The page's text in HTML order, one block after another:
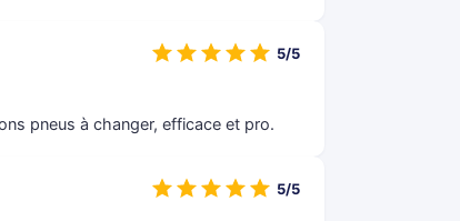
pneus à changer, efficace et pro.
5/5
5/5